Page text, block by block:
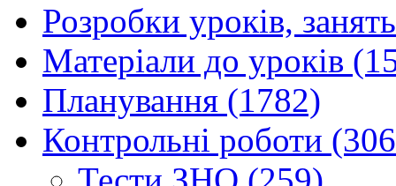
Розробки уроків,
Матеріали до уроків
Планування (1782)
Контрольні роботи